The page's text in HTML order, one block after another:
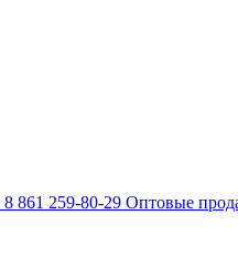
8 861 259-80-29 Оптовые